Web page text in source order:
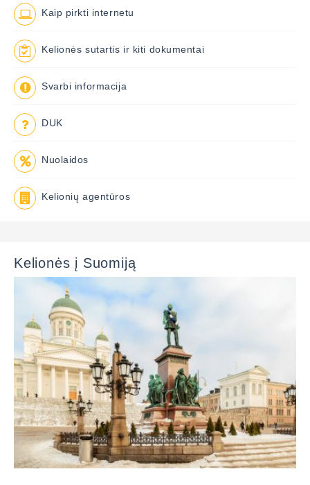
Kaip pirkti internetu
Kelionės sutartis ir kiti dokumentai
Svarbi informacija
DUK
Nuolaidos
Kelionių agentūros
Kelionės į Suomiją